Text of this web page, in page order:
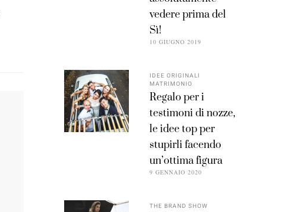
vedere prima del
Sì!
10 GIUGNO 2019
IDEE ORIGINALI
MATRIMONIO
Regalo per i
testimoni di nozze,
le idee top per
stupirli facendo
un’ottima figura
9 GENNAIO 2020
THE BRAND SHOW